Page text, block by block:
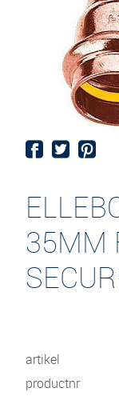
35MM
artikel
productnr